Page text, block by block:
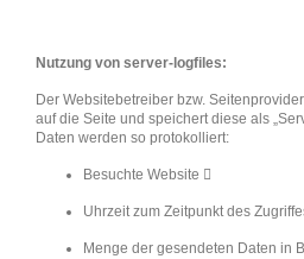
Nutzung von server-logfiles:
Der Websitebetreiber bzw.
auf die Seite und speichert diese als
Daten werden so protokolliert:
Besuchte Website 
Uhrzeit zum Zeitpunkt des
Menge der gesendeten Daten in